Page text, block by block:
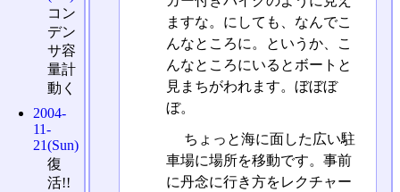
ますな。にしても、なんでこ
んなところに。というか、こ
んなところにいるとボートと
見まちがわれます。ぼぼぼ
ぼ。
ちょっと海に面した広い駐
車場に場所を移動です。事前
に丹念に行き方をレクチャー
コン
デン
サ容
量計
動く
2004-
11-
21(Sun)
復
活!!